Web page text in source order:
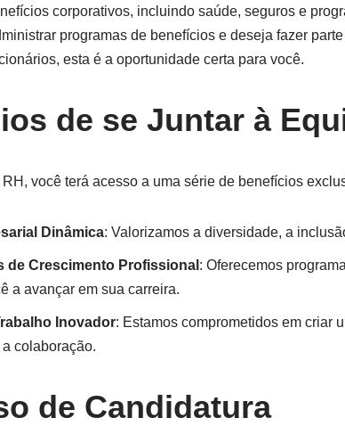
corporativos, incluindo saúde, seguros e
programas de benefícios e deseja fazer
esta é a oportunidade certa para você.
de se Juntar à
você terá acesso a uma série de benefícios
Dinâmica: Valorizamos a diversidade, a
de Crescimento Profissional : Oferecemos
a avançar em sua carreira.
Inovador: Estamos comprometidos em criar
colaboração.
de Candidatura